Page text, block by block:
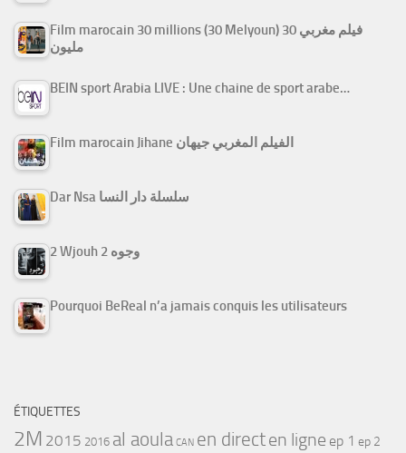
Film marocain 30 millions (30 Melyoun) فيلم مغربي 30
مليون
BEIN sport Arabia LIVE : Une chaine de sport arabe…
Film marocain Jihane الفيلم المغربي جيهان
Dar Nsa سلسلة دار النسا
2 Wjouh 2 وجوه
Pourquoi BeReal n’a jamais conquis les utilisateurs
ÉTIQUETTES
2M 2015 2016 al aoula CAN en directen ligne ep 1 ep 2